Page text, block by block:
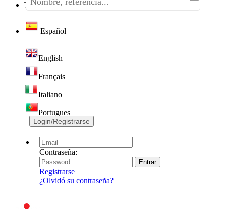
Teléfono:(+34) 968 320 046
Español
English
Français
Italiano
Portugues
Login/Registrarse
Contraseña:
Registrarse
¿Olvidó su contraseña?